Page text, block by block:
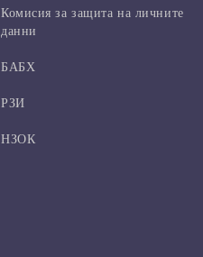
Комисия за защита на личните
данни
БАБХ
РЗИ
НЗОК